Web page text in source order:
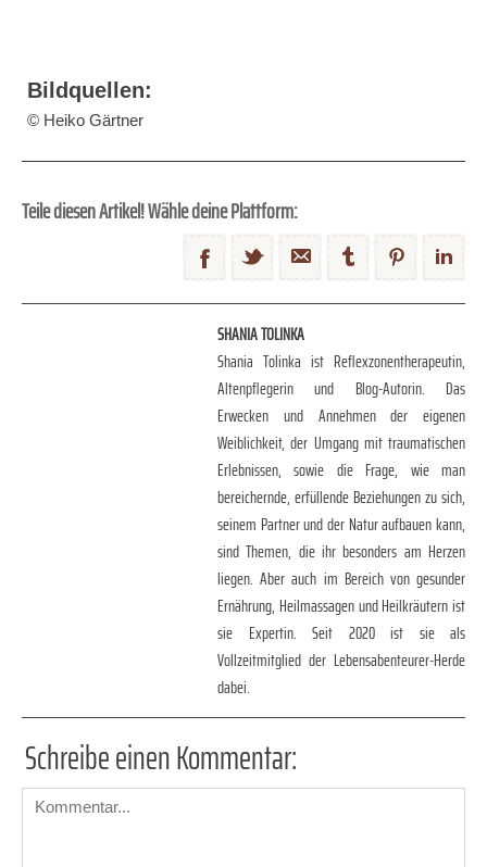
Bildquellen:
© Heiko Gärtner
Teile diesen Artikel! Wähle deine Plattform:
SHANIA TOLINKA
Shania Tolinka ist Reflexzonentherapeutin,
Altenpflegerin und Blog-Autorin. Das
Erwecken und Annehmen der eigenen
Weiblichkeit, der Umgang mit traumatischen
Erlebnissen, sowie die Frage, wie man
bereichernde, erfüllende Beziehungen zu sich,
seinem Partner und der Natur aufbauen kann,
sind Themen, die ihr besonders am Herzen
liegen. Aber auch im Bereich von gesunder
Ernährung, Heilmassagen und Heilkräutern ist
sie Expertin. Seit 2020 ist sie als
Vollzeitmitglied der Lebensabenteurer-Herde
dabei.
Schreibe einen Kommentar: